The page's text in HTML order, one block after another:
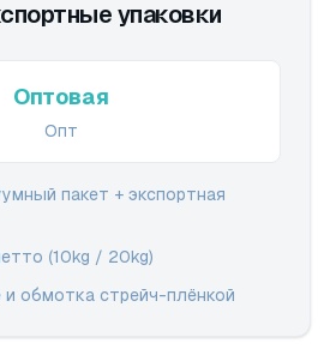
упаковки
Оптовая
Опт
пакет + экспортная
(10kg / 20kg)
и обмотка стрейч-плёнкой